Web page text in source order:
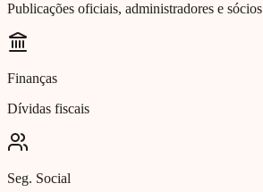
Publicações oficiais, administradores e sócios
Finanças
Dívidas fiscais
Seg. Social